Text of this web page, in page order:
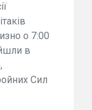
о 7:00
в
Сил